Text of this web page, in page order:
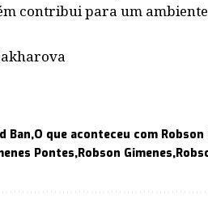
contribui para um
Ban O que aconteceu com Robson
Pontes Robson Gimenes